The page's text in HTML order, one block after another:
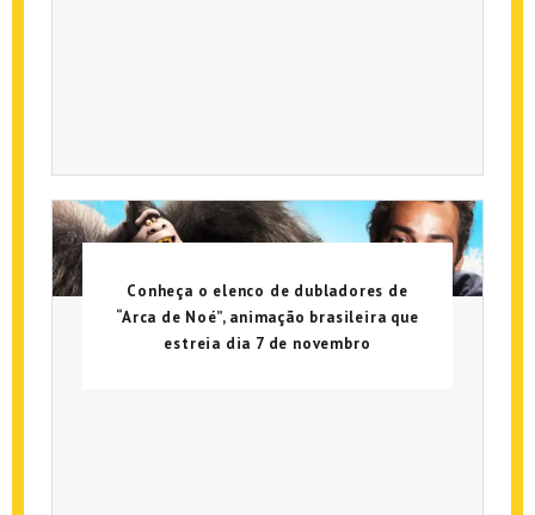
Conheça o elenco de dubladores de
“Arca de Noé”, animação brasileira que
estreia dia 7 de novembro